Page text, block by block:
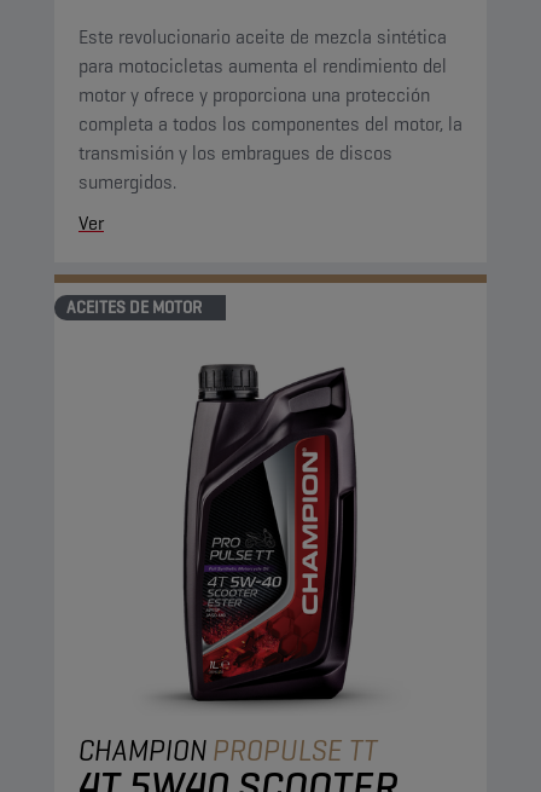
Este revolucionario aceite de mezcla sintética
para motocicletas aumenta el rendimiento del
motor y ofrece y proporciona una protección
completa a todos los componentes del motor, la
transmisión y los embragues de discos
sumergidos.
Ver
ACEITES DE MOTOR
CHAMPIONPROPULSE TT